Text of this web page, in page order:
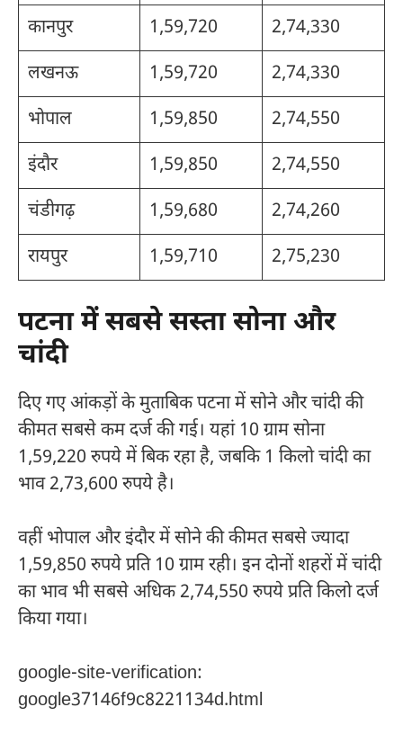
कानपुर
1,59,720
2,74,330
लखनऊ
1,59,720
2,74,330
भोपाल
1,59,850
2,74,550
इंदौर
1,59,850
2,74,550
चंडीगढ़
1,59,680
2,74,260
रायपुर
1,59,710 2,75,230
पटना में सबसे सस्ता सोना और
चांदी
दिए गए आंकड़ों के मुताबिक पटना में सोने और चांदी की
कीमत सबसे कम दर्ज की गई। यहां 10 ग्राम सोना
1,59,220 रुपये में बिक रहा है, जबकि 1 किलो चांदी का
भाव 2,73,600 रुपये है।
वहीं भोपाल और इंदौर में सोने की कीमत सबसे ज्यादा
1,59,850 रुपये प्रति 10 ग्राम रही। इन दोनों शहरों में चांदी
का भाव भी सबसे अधिक 2,74,550 रुपये प्रति किलो दर्ज
किया गया।
google-site-verification:
google37146f9c8221134d.html